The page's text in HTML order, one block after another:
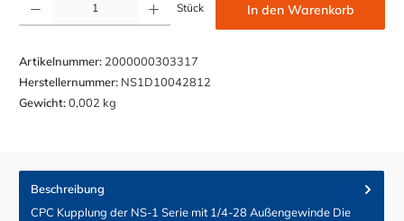
Stück In den Warenkorb
Artikelnummer: 2000000303317
Herstellernummer: NS1D10042812
Gewicht:0,002 kg
Beschreibung
CPC Kupplung der NS-1 Serie mit 1/4-28 Außengewinde Die